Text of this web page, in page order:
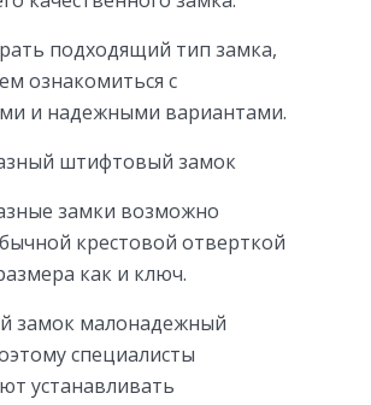
подходящий тип замка,
ознакомиться с
и надежными вариантами.
штифтовый замок
замки возможно
крестовой отверткой
как и ключ.
замок малонадежный
специалисты
устанавливать